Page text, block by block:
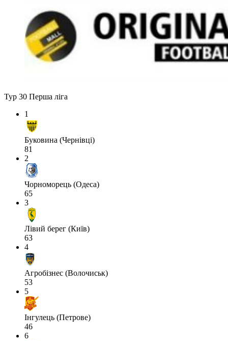
Тур 30 Перша ліга
1
Буковина (Чернівці)
81
2
Чорноморець (Одеса)
65
3
Лівий берег (Київ)
63
4
Агробізнес (Волочиськ)
53
5
Інгулець (Петрове)
46
6